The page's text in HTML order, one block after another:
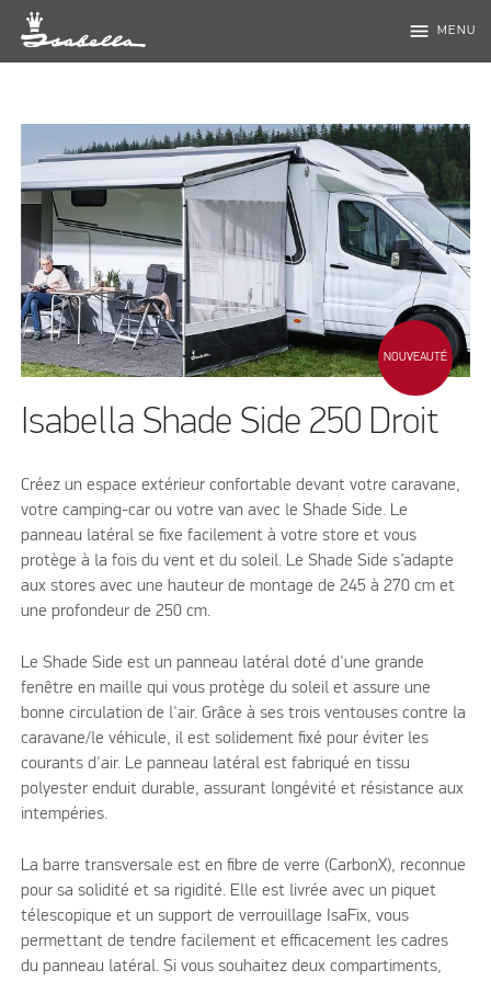
menu MENU
NOUVEAUTÉ
Isabella Shade Side 250 Droit
Créez un espace extérieur confortable devant votre caravane,
votre camping-car ou votre van avec le Shade Side. Le
panneau latéral se fixe facilement à votre store et vous
protège à la fois du vent et du soleil. Le Shade Side s’adapte
aux stores avec une hauteur de montage de 245 à 270 cm et
une profondeur de 250 cm.
Le Shade Side est un panneau latéral doté d'une grande
fenêtre en maille qui vous protège du soleil et assure une
bonne circulation de l'air. Grâce à ses trois ventouses contre la
caravane/le véhicule, il est solidement fixé pour éviter les
courants d'air. Le panneau latéral est fabriqué en tissu
polyester enduit durable, assurant longévité et résistance aux
intempéries.
La barre transversale est en fibre de verre (CarbonX), reconnue
pour sa solidité et sa rigidité. Elle est livrée avec un piquet
télescopique et un support de verrouillage IsaFix, vous
permettant de tendre facilement et efficacement les cadres
du panneau latéral. Si vous souhaitez deux compartiments,